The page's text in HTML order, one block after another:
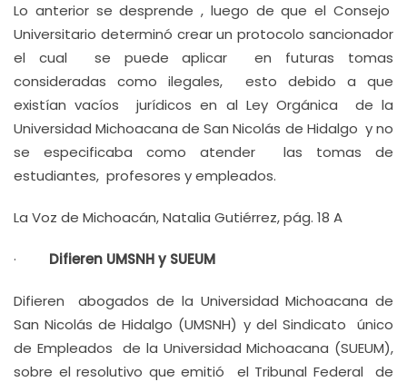
Lo anterior se desprende , luego de que el Consejo
Universitario determinó crear un protocolo sancionador
el cual se puede aplicar en futuras tomas
consideradas como ilegales, esto debido a que
existían vacíos jurídicos en al Ley Orgánica de la
Universidad Michoacana de San Nicolás de Hidalgo y no
se especificaba como atender las tomas de
estudiantes, profesores y empleados.
La Voz de Michoacán, Natalia Gutiérrez, pág. 18 A
· Difieren UMSNH y SUEUM
Difieren abogados de la Universidad Michoacana de
San Nicolás de Hidalgo (UMSNH) y del Sindicato único
de Empleados de la Universidad Michoacana (SUEUM),
sobre el resolutivo que emitió el Tribunal Federal de